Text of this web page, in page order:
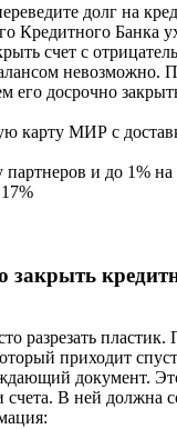
долг на
Кредитного Банка
счет с
невозможно.
его досрочно
карту МИР с
партнеров и до 1%
закрыть
разрезать пластик.
приходит
документ.
счета. В ней должна